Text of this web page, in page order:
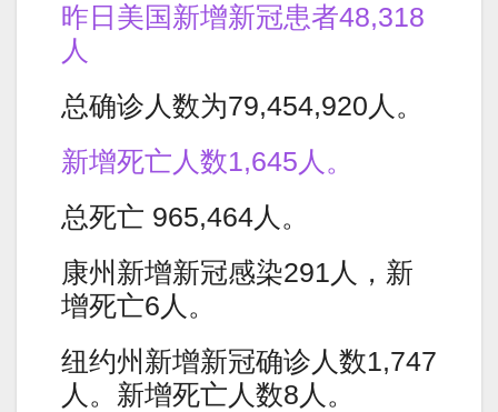
昨日美国新增新冠患者48,318
人
总确诊人数为79,454,920人。
新增死亡人数1,645人。
总死亡 965,464人。
康州新增新冠感染291人，新
增死亡6人。
纽约州新增新冠确诊人数1,747
人。新增死亡人数8人。